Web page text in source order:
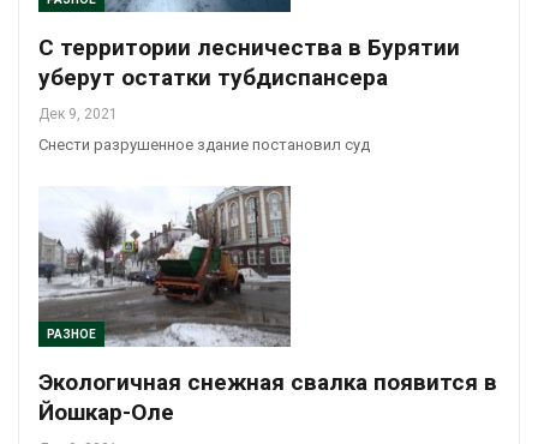
С территории лесничества в Бурятии
уберут остатки тубдиспансера
Дек 9, 2021
Снести разрушенное здание постановил суд
РАЗНОЕ
Экологичная снежная свалка появится в
Йошкар-Оле